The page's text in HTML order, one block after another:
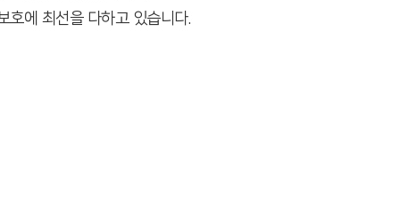
호에 최선을 다하고 있습니다.